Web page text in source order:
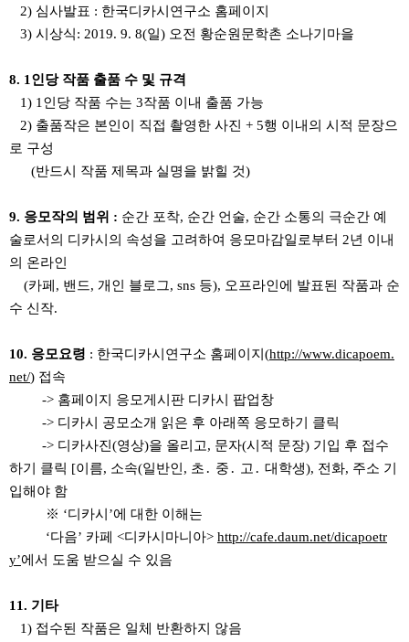
2) 심사발표 : 한국디카시연구소 홈페이지
3) 시상식: 2019. 9. 8(일) 오전 황순원문학촌 소나기마을
8. 1인당 작품 출품 수 및 규격
1) 1인당 작품 수는 3작품 이내 출품 가능
2) 출품작은 본인이 직접 촬영한 사진 + 5행 이내의 시적 문장으
로 구성
(반드시 작품 제목과 실명을 밝힐 것)
9. 응모작의 범위 : 순간 포착, 순간 언술, 순간 소통의 극순간 예
술로서의 디카시의 속성을 고려하여 응모마감일로부터 2년 이내
의 온라인
(카페, 밴드, 개인 블로그, sns 등), 오프라인에 발표된 작품과 순
수 신작.
10. 응모요령 : 한국디카시연구소 홈페이지(http://www.dicapoem.
net/) 접속
-> 홈페이지 응모게시판 디카시 팝업창
-> 디카시 공모소개 읽은 후 아래쪽 응모하기 클릭
-> 디카사진(영상)을 올리고, 문자(시적 문장) 기입 후 접수
하기 클릭 [이름, 소속(일반인, 초․ 중․ 고․ 대학생), 전화, 주소 기
입해야 함
※ ‘디카시’에 대한 이해는
‘다음’ 카페 <디카시마니아> http://cafe.daum.net/dicapoetr
y’에서 도움 받으실 수 있음
11. 기타
1) 접수된 작품은 일체 반환하지 않음